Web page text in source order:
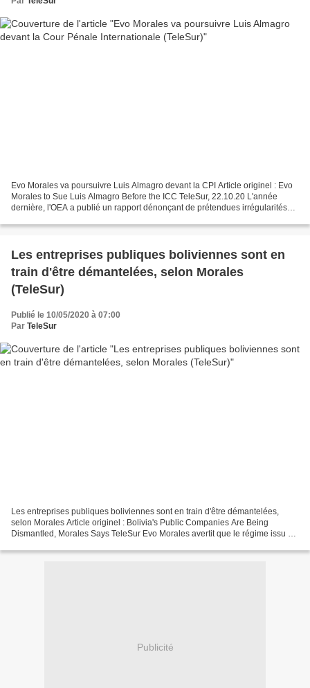
Evo Morales va poursuivre Luis Almagro devant la CPI Article originel : Evo
Morales to Sue Luis Almagro Before the ICC TeleSur, 22.10.20 L'année
dernière, l'OEA a publié un rapport dénonçant de prétendues irrégularités
Les entreprises publiques boliviennes sont en
train d'être démantelées, selon Morales
(TeleSur)
Publié le 10/05/2020 à 07:00
Par TeleSur
Les entreprises publiques boliviennes sont en train d'être démantelées,
selon Morales Article originel : Bolivia's Public Companies Are Being
Dismantled, Morales Says TeleSur Evo Morales avertit que le régime issu du
Publicité